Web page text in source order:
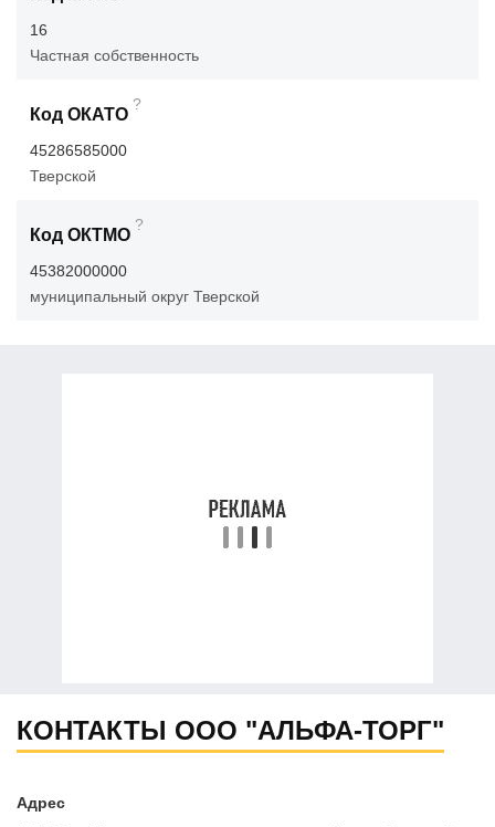
16
Частная собственность
Код ОКАТО
?
45286585000
Тверской
Код ОКТМО
?
45382000000
муниципальный округ Тверской
КОНТАКТЫ ООО "АЛЬФА-ТОРГ"
Адрес